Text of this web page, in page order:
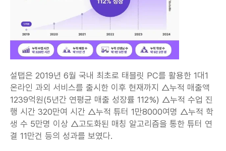
설탭은 2019년 6월 국내 최초로 태블릿 PC를 활용한 1대1
온라인 과외 서비스를 출시한 이후 현재까지 △누적 매출액
1239억원(5년간 연평균 매출 성장률 112%) △누적 수업 진
행 시간 320만여 시간 △누적 튜터 1만8000여명 △누적 학
생 수 5만명 이상 △고도화된 매칭 알고리즘을 통한 튜터 연
결 11만건 등의 성과를 보였다.